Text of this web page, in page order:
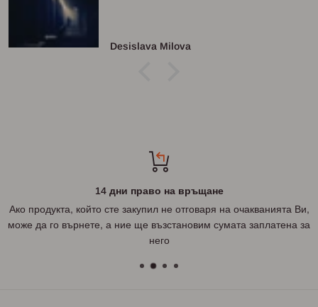
Desislava Milova
14 дни право на връщане
Ако продукта, който сте закупил не отговаря на очакванията Ви,
може да го върнете, а ние ще възстановим сумата заплатена за
него